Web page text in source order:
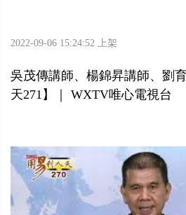
2022-09-06 15:24:52 上架
吳茂傳講師、楊錦昇講師、劉
天271】｜ WXTV唯心電視台